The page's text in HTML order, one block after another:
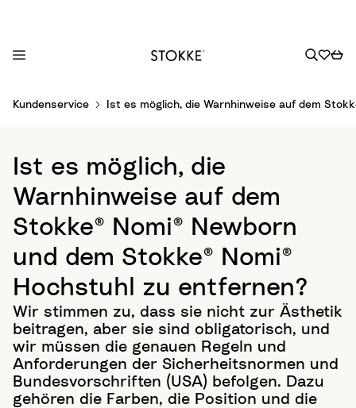
Kundenservice Ist es möglich, die Warnhinweise auf dem
Ist es möglich, die
Warnhinweise auf dem
Stokke® Nomi® Newborn
und dem Stokke® Nomi®
Hochstuhl zu entfernen?
Wir stimmen zu, dass sie nicht zur Ästhetik
beitragen, aber sie sind obligatorisch, und
wir müssen die genauen Regeln und
Anforderungen der Sicherheitsnormen und
Bundesvorschriften (USA) befolgen. Dazu
gehören die Farben, die Position und die